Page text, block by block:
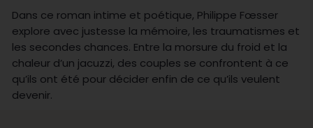
Dans ce roman intime et poétique, Philippe Fœsser
explore avec justesse la mémoire, les traumatismes et
les secondes chances. Entre la morsure du froid et la
chaleur d’un jacuzzi, des couples se confrontent à ce
qu’ils ont été pour décider enfin de ce qu’ils veulent
devenir.